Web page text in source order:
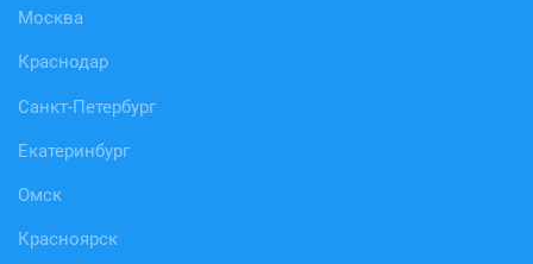
Москва
Краснодар
Санкт-Петербург
Екатеринбург
Омск
Красноярск